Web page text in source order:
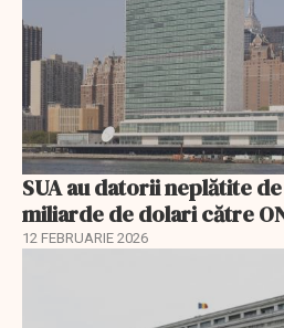
SUA au datorii neplătite
miliarde de dolari către
12 FEBRUARIE 2026